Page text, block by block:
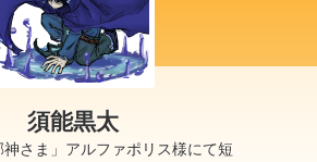
須能黒太
神さま」アルファポリス様にて短